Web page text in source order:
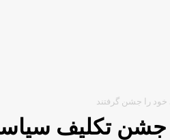
جشن تکلیف